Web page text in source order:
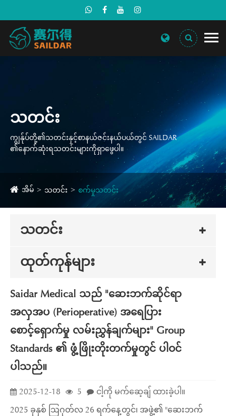
သတင်း
ကျွန်ုပ်တို့၏သတင်းနှင့်စာနယ်ဇင်းနယ်ပယ်တွင် SAILDAR
၏နောက်ဆုံးရသတင်းများကိုရှာဖွေပါ။
အိမ် သတင်း စက်မှုသတင်း
သတင်း
ထုတ်ကုန်များ
Saidar Medical သည် "ဆေးဘက်ဆိုင်ရာ
အလှအပ (Perioperative) အရေပြား
စောင့်ရှောက်မှု လမ်းညွှန်ချက်များ" Group
Standards ၏ ဖွံ့ဖြိုးတိုးတက်မှုတွင် ပါဝင်
ပါသည်။
2025-12-18 5
ငါ့ကို မက်ဆေ့ချ် ထားခဲ့ပါ။
2025 ခုနှစ် ဩဂုတ်လ 26 ရက်နေ့တွင်၊ အဖွဲ့၏ "ဆေးဘက်